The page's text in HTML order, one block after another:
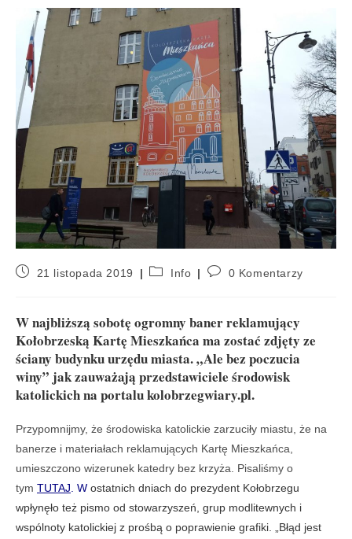
21 listopada 2019 Info 0 Komentarzy
W najbliższą sobotę ogromny baner reklamujący
Kołobrzeską Kartę Mieszkańca ma zostać zdjęty ze
ściany budynku urzędu miasta. „Ale bez poczucia
winy” jak zauważają przedstawiciele środowisk
katolickich na portalu kolobrzegwiary.pl.
Przypomnijmy, że środowiska katolickie zarzuciły miastu, że na
banerze i materiałach reklamujących Kartę Mieszkańca,
umieszczono wizerunek katedry bez krzyża. Pisaliśmy o
tym TUTAJ . W ostatnich dniach do prezydent Kołobrzegu
wpłynęło też pismo od stowarzyszeń, grup modlitewnych i
wspólnoty katolickiej z prośbą o poprawienie grafiki. „Błąd jest